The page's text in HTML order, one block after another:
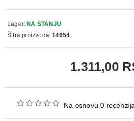
Na osnovu 0 recenzija.
1.311,00
Lager: NA STANJU
Šifra proizvoda: 14654